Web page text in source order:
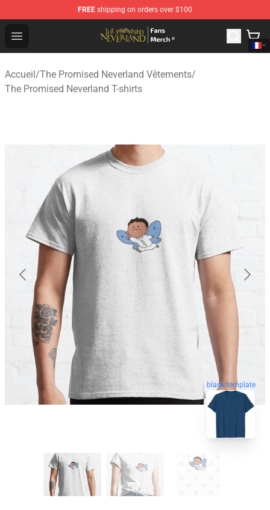
FREE shipping on orders over $100
Open menu
The Promised Neverland Store - Official The Promised
Accueil/The Promised Neverland Vêtements/
The Promised Neverland T-shirts
blank template